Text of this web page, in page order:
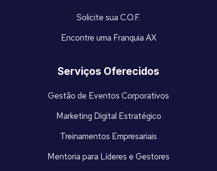
Solicite sua C.O.F.
Encontre uma Franquia AX
Serviços Oferecidos
Gestão de Eventos Corporativos
Marketing Digital Estratégico
Treinamentos Empresariais
Mentoria para Líderes e Gestores